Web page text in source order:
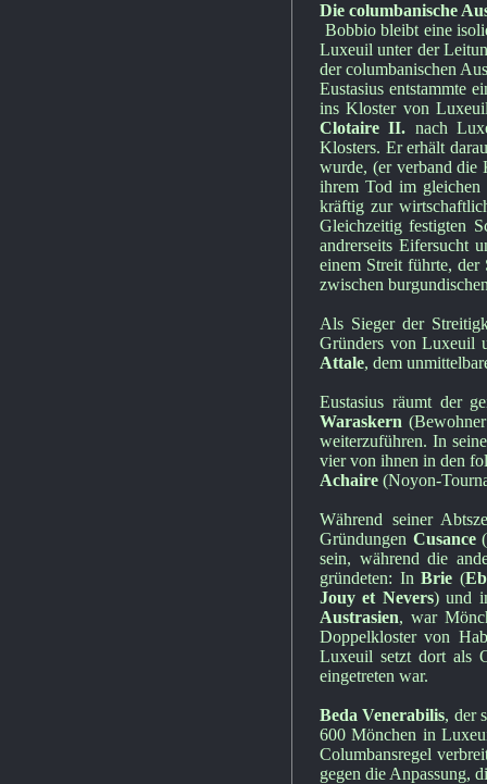
Die columbanische
Bobbio bleibt eine
Luxeuil unter der
der columbanischen
Eustasius entstammte
ins Kloster von
Clotaire II. nach
Klosters. Er erhält
wurde, (er verband die
ihrem Tod im gleichen
kräftig zur
Gleichzeitig festigten
andrerseits Eifersucht
einem Streit führte, der
zwischen
Als Sieger der
Gründers von Luxeuil
Attale, dem
Eustasius räumt der
Waraskern
weiterzuführen. In
vier von ihnen in den
Achaire (Noyon-
Während seiner
Gründungen Cusance
sein, während die
gründeten: InBrie (
Jouy et Nevers) und
Austrasien, war
Doppelkloster von
Luxeuil setzt dort als
eingetreten war.
Beda Venerabilis, der
600 Mönchen in
Columbansregel
gegen die Anpassung,